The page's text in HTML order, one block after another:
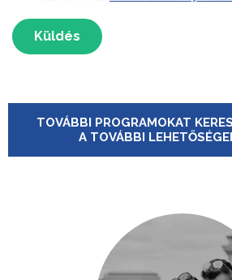
Küldés
TOVÁBBI PROGRAMOKAT
A TOVÁBBI